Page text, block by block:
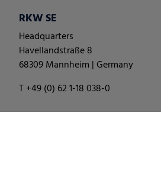
RKW SE
Headquarters
Havellandstraße 8
68309 Mannheim | Germany
T +49 (0) 62 1-18 038-0